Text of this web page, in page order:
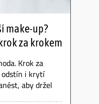
make-up?
za krokem
Krok za
i krytí
aby držel